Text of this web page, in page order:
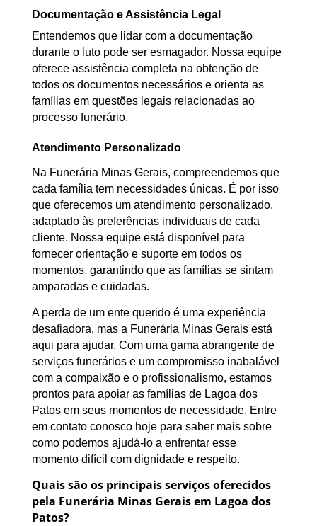
Documentação e Assistência Legal
Entendemos que lidar com a documentação
durante o luto pode ser esmagador. Nossa equipe
oferece assistência completa na obtenção de
todos os documentos necessários e orienta as
famílias em questões legais relacionadas ao
processo funerário.
Atendimento Personalizado
Na Funerária Minas Gerais, compreendemos que
cada família tem necessidades únicas. É por isso
que oferecemos um atendimento personalizado,
adaptado às preferências individuais de cada
cliente. Nossa equipe está disponível para
fornecer orientação e suporte em todos os
momentos, garantindo que as famílias se sintam
amparadas e cuidadas.
A perda de um ente querido é uma experiência
desafiadora, mas a Funerária Minas Gerais está
aqui para ajudar. Com uma gama abrangente de
serviços funerários e um compromisso inabalável
com a compaixão e o profissionalismo, estamos
prontos para apoiar as famílias de Lagoa dos
Patos em seus momentos de necessidade. Entre
em contato conosco hoje para saber mais sobre
como podemos ajudá-lo a enfrentar esse
momento difícil com dignidade e respeito.
Quais são os principais serviços oferecidos
pela Funerária Minas Gerais em Lagoa dos
Patos?